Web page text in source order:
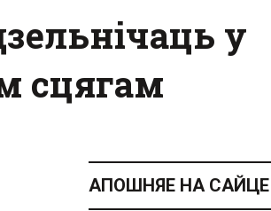
у
сцягам
АПОШНЯЕ НА САЙЦЕ